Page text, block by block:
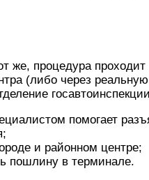
же, процедура
(либо через
помогает
и районном центре;
пошлину в терминале.